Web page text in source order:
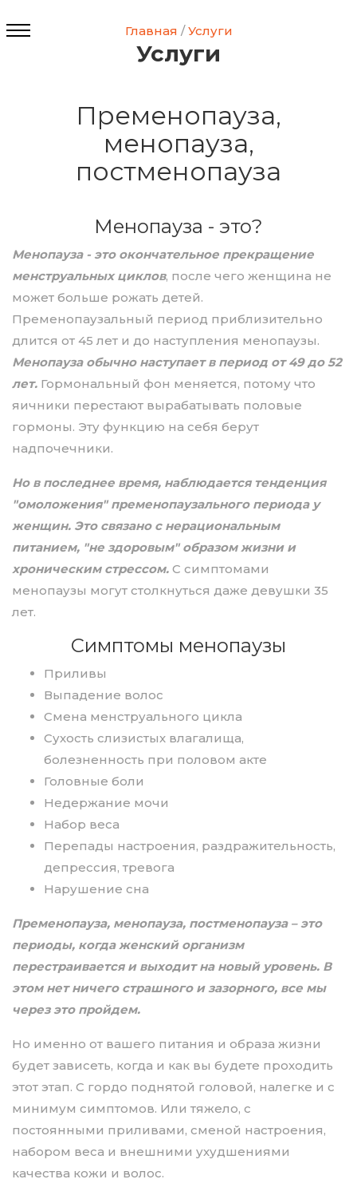
Главная /Услуги
Услуги
Пременопауза,
менопауза,
постменопауза
Менопауза - это?
Менопауза - это окончательное прекращение
менструальных циклов, после чего женщина не
может больше рожать детей.
Пременопаузальный период приблизительно
длится от 45 лет и до наступления менопаузы.
Менопауза обычно наступает в период от 49 до 52
лет. Гормональный фон меняется, потому что
яичники перестают вырабатывать половые
гормоны. Эту функцию на себя берут
надпочечники.
Но в последнее время, наблюдается тенденция
"омоложения" пременопаузального периода у
женщин. Это связано с нерациональным
питанием, "не здоровым" образом жизни и
хроническим стрессом. С симптомами
менопаузы могут столкнуться даже девушки 35
лет.
Симптомы менопаузы
Приливы
Выпадение волос
Смена менструального цикла
Сухость слизистых влагалища,
болезненность при половом акте
Головные боли
Недержание мочи
Набор веса
Перепады настроения, раздражительность,
депрессия, тревога
Нарушение сна
Пременопауза, менопауза, постменопауза – это
периоды, когда женский организм
перестраивается и выходит на новый уровень. В
этом нет ничего страшного и зазорного, все мы
через это пройдем.
Но именно от вашего питания и образа жизни
будет зависеть, когда и как вы будете проходить
этот этап. С гордо поднятой головой, налегке и с
минимум симптомов. Или тяжело, с
постоянными приливами, сменой настроения,
набором веса и внешними ухудшениями
качества кожи и волос.